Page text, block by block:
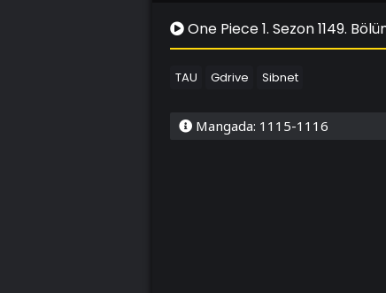
One Piece 1. Sezon 1149.
TAU Gdrive Sibnet
Mangada: 1115-1116